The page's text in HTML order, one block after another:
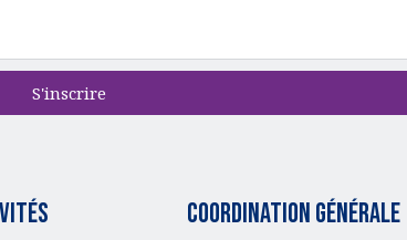
S'inscrire
Coordination générale